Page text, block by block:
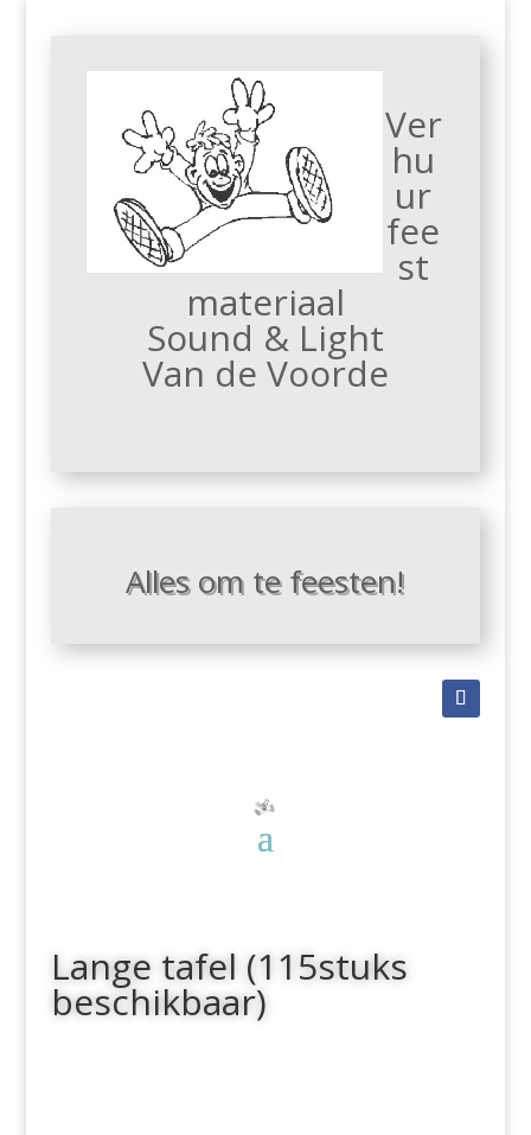
Ver
hu
ur
fee
st
materiaal
Sound & Light
Van de Voorde
Alles om te feesten!
Lange tafel (115stuks
beschikbaar)